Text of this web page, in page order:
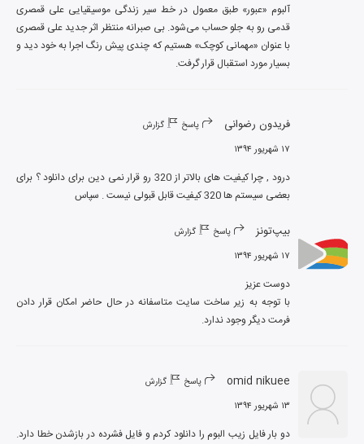
آلبوم «عبور» طبق معمول در خط سیر زندگی موسیقیایی علی قمصری
قدمی رو به جلو حساب می‌شود. بی صبرانه منتظر اثر جدید علی قمصری
بسیار مورد استقبال قرار گرفت.
فریدون رضوانی پاسخ گزارش
۱۷ شهریور ۱۳۹۴
درود , چرا کیفیت های بالاتر از 320 رو قرار نمی دین برای دانلود ؟ برای
بعضی سیستم ها 320 کیفیت قابل قبولی نیست . سپاس
بیپ‌تونز پاسخ گزارش
۱۷ شهریور ۱۳۹۴
فرمت دیگر وجود ندارد.
omid nikuee پاسخ گزارش
۱۳ شهریور ۱۳۹۴